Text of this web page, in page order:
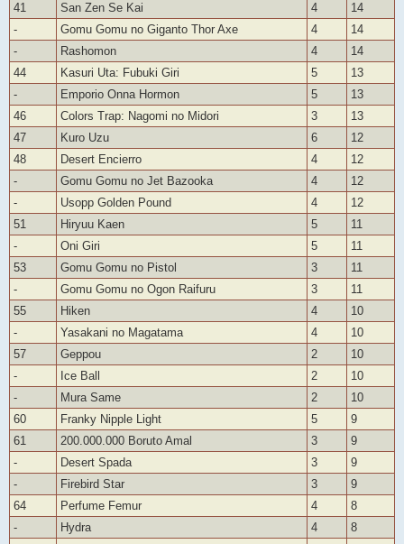
41
San Zen Se Kai 4
14
-
Gomu Gomu no Giganto Thor Axe 4
14
-
Rashomon 4
14
44
Kasuri Uta: Fubuki Giri 5
13
-
Emporio Onna Hormon 5
13
46
Colors Trap: Nagomi no Midori 3
13
47
Kuro Uzu 6
12
48
Desert Encierro 4
12
-
Gomu Gomu no Jet Bazooka 4
12
-
Usopp Golden Pound 4
12
51
Hiryuu Kaen 5
11
-
Oni Giri 5
11
53
Gomu Gomu no Pistol 3
11
-
Gomu Gomu no Ogon Raifuru 3
11
55
Hiken 4
10
-
Yasakani no Magatama 4
10
57
Geppou 2
10
-
Ice Ball 2
10
-
Mura Same 2
10
60
Franky Nipple Light 5
9
61
200.000.000 Boruto Amal 3
9
-
Desert Spada 3
9
-
Firebird Star 3
9
64
Perfume Femur 4
8
-
Hydra 4
8